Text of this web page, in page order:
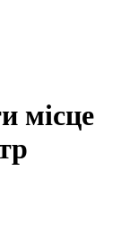
місце